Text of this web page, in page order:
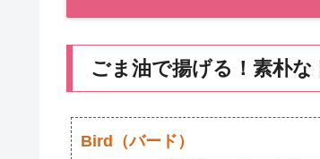
ごま油で揚げる！素朴な
Bird（バード）